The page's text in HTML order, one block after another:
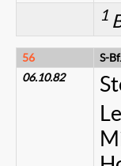
1
56
S-
06.10.82